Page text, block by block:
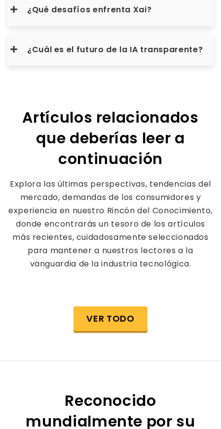
¿Qué desafíos enfrenta Xai?
¿Cuál es el futuro de la IA transparente?
Artículos relacionados
que deberías leer a
continuación
Explora las últimas perspectivas, tendencias del
mercado, demandas de los consumidores y
experiencia en nuestro Rincón del Conocimiento,
donde encontrarás un tesoro de los artículos
más recientes, cuidadosamente seleccionados
para mantener a nuestros lectores a la
vanguardia de la industria tecnológica.
VER TODO
Reconocido
mundialmente por su